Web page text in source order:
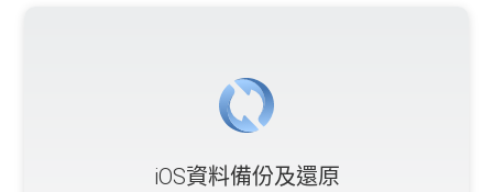
iOS資料備份及還原